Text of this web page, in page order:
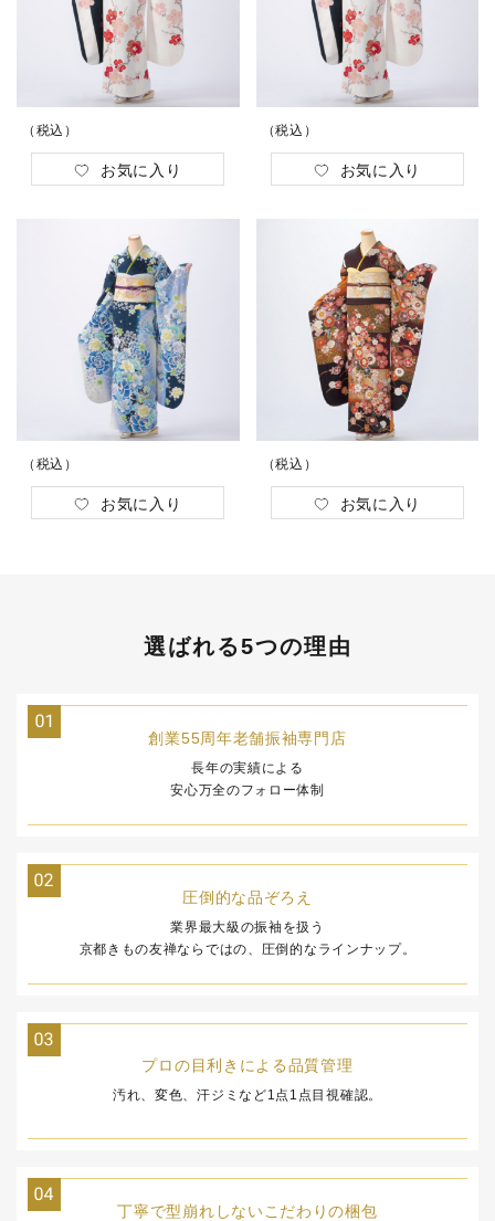
（税込）
お気に入り
（税込）
お気に入り
（税込）
お気に入り
（税込）
お気に入り
選ばれる5つの理由
創業55周年老舗振袖専門店
長年の実績による
安心万全のフォロー体制
圧倒的な品ぞろえ
業界最大級の振袖を扱う
京都きもの友禅ならではの、 圧倒的なラインナップ。
プロの目利きによる品質管理
汚れ、変色、汗ジミなど1点1点目視確認。
丁寧で型崩れしないこだわりの梱包